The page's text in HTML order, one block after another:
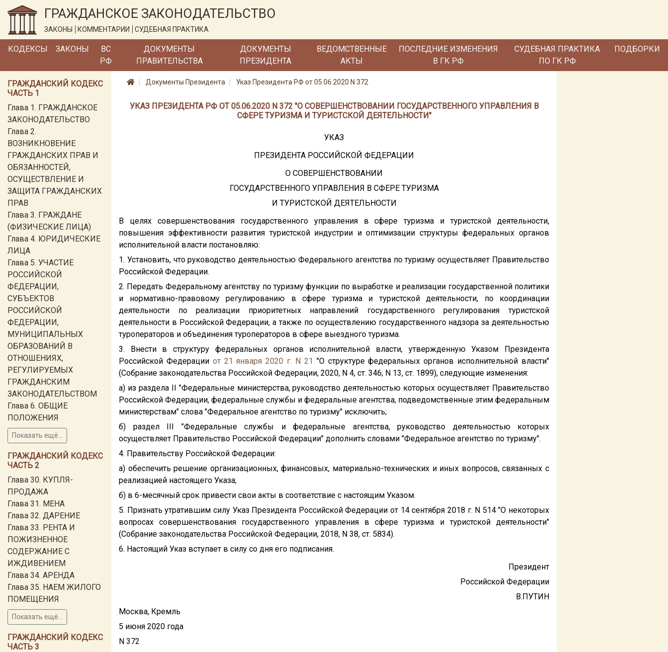
ГРАЖДАНСКОЕ ЗАКОНОДАТЕЛЬСТВО
ЗАКОНЫ КОММЕНТАРИИ СУДЕБНАЯ ПРАКТИКА
КОДЕКСЫ ЗАКОНЫ
ВС
РФ
ДОКУМЕНТЫ
ПРАВИТЕЛЬСТВА
ДОКУМЕНТЫ
ПРЕЗИДЕНТА
ВЕДОМСТВЕННЫЕ
АКТЫ
ПОСЛЕДНИЕ ИЗМЕНЕНИЯ
В ГК РФ
СУДЕБНАЯ ПРАКТИКА
ПО ГК РФ
ПОДБОРКИ
ГРАЖДАНСКИЙ КОДЕКС
ЧАСТЬ 1
Глава 1. ГРАЖДАНСКОЕ
ЗАКОНОДАТЕЛЬСТВО
Глава 2.
ВОЗНИКНОВЕНИЕ
ГРАЖДАНСКИХ ПРАВ И
ОБЯЗАННОСТЕЙ,
ОСУЩЕСТВЛЕНИЕ И
ЗАЩИТА ГРАЖДАНСКИХ
ПРАВ
Глава 3. ГРАЖДАНЕ
(ФИЗИЧЕСКИЕ ЛИЦА)
Глава 4. ЮРИДИЧЕСКИЕ
ЛИЦА
Глава 5. УЧАСТИЕ
РОССИЙСКОЙ
ФЕДЕРАЦИИ,
СУБЪЕКТОВ
РОССИЙСКОЙ
ФЕДЕРАЦИИ,
МУНИЦИПАЛЬНЫХ
ОБРАЗОВАНИЙ В
ОТНОШЕНИЯХ,
РЕГУЛИРУЕМЫХ
ГРАЖДАНСКИМ
ЗАКОНОДАТЕЛЬСТВОМ
Глава 6. ОБЩИЕ
ПОЛОЖЕНИЯ
Показать ещё...
ГРАЖДАНСКИЙ КОДЕКС
ЧАСТЬ 2
Глава 30. КУПЛЯ-
ПРОДАЖА
Глава 31. МЕНА
Глава 32. ДАРЕНИЕ
Глава 33. РЕНТА И
ПОЖИЗНЕННОЕ
СОДЕРЖАНИЕ С
ИЖДИВЕНИЕМ
Глава 34. АРЕНДА
Глава 35. НАЕМ ЖИЛОГО
ПОМЕЩЕНИЯ
Показать ещё...
ГРАЖДАНСКИЙ КОДЕКС
ЧАСТЬ 3
Документы Президента Указ Президента РФ от 05.06.2020 N 372
УКАЗ ПРЕЗИДЕНТА РФ ОТ 05.06.2020 N 372 "О СОВЕРШЕНСТВОВАНИИ ГОСУДАРСТВЕННОГО УПРАВЛЕНИЯ В
СФЕРЕ ТУРИЗМА И ТУРИСТСКОЙ ДЕЯТЕЛЬНОСТИ"
УКАЗ
ПРЕЗИДЕНТА РОССИЙСКОЙ ФЕДЕРАЦИИ
О СОВЕРШЕНСТВОВАНИИ
ГОСУДАРСТВЕННОГО УПРАВЛЕНИЯ В СФЕРЕ ТУРИЗМА
И ТУРИСТСКОЙ ДЕЯТЕЛЬНОСТИ
В целях совершенствования государственного управления в сфере туризма и туристской деятельности,
повышения эффективности развития туристской индустрии и оптимизации структуры федеральных органов
исполнительной власти постановляю:
1. Установить, что руководство деятельностью Федерального агентства по туризму осуществляет Правительство
Российской Федерации.
2. Передать Федеральному агентству по туризму функции по выработке и реализации государственной политики
и нормативно-правовому регулированию в сфере туризма и туристской деятельности, по координации
деятельности по реализации приоритетных направлений государственного регулирования туристской
деятельности в Российской Федерации, а также по осуществлению государственного надзора за деятельностью
туроператоров и объединения туроператоров в сфере выездного туризма.
3. Внести в структуру федеральных органов исполнительной власти, утвержденную Указом Президента
Российской Федерации от 21 января 2020 г. N 21 "О структуре федеральных органов исполнительной власти"
(Собрание законодательства Российской Федерации, 2020, N 4, ст. 346; N 13, ст. 1899), следующие изменения:
а) из раздела II "Федеральные министерства, руководство деятельностью которых осуществляет Правительство
Российской Федерации, федеральные службы и федеральные агентства, подведомственные этим федеральным
министерствам" слова "Федеральное агентство по туризму" исключить;
б) раздел III "Федеральные службы и федеральные агентства, руководство деятельностью которых
осуществляет Правительство Российской Федерации" дополнить словами "Федеральное агентство по туризму".
4. Правительству Российской Федерации:
а) обеспечить решение организационных, финансовых, материально-технических и иных вопросов, связанных с
реализацией настоящего Указа;
б) в 6-месячный срок привести свои акты в соответствие с настоящим Указом.
5. Признать утратившим силу Указ Президента Российской Федерации от 14 сентября 2018 г. N 514 "О некоторых
вопросах совершенствования государственного управления в сфере туризма и туристской деятельности"
(Собрание законодательства Российской Федерации, 2018, N 38, ст. 5834).
6. Настоящий Указ вступает в силу со дня его подписания.
Президент
Российской Федерации
В.ПУТИН
Москва, Кремль
5 июня 2020 года
N 372